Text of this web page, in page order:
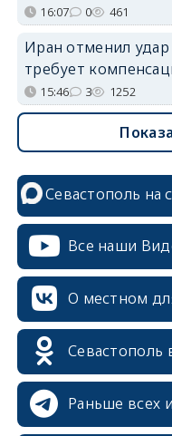
16:07 0 461
Иран отменил
требует
15:46 3 1252
Севастополь на
Все наши
О местном
Севастополь
Раньше всех